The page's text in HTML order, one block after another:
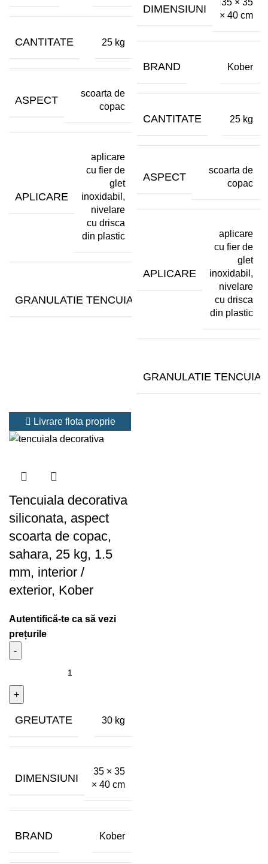
CANTITATE 25 kg
ASPECT
scoarta de
copac
APLICARE
aplicare
cu fier de
glet
inoxidabil,
nivelare
cu drisca
din plastic
GRANULATIE TENCUIALA (MM)
DIMENSIUNI
35 × 35
× 40 cm
BRAND Kober
CANTITATE 25 kg
ASPECT
scoarta de
copac
APLICARE
aplicare
cu fier de
glet
inoxidabil,
nivelare
cu drisca
din plastic
GRANULATIE
Livrare flota proprie
Tencuiala decorativa
siliconata, aspect
scoarta de copac,
sahara, 25 kg, 1.5
mm, interior /
exterior, Kober
GREUTATE 30 kg
DIMENSIUNI
35 × 35
× 40 cm
BRAND Kober